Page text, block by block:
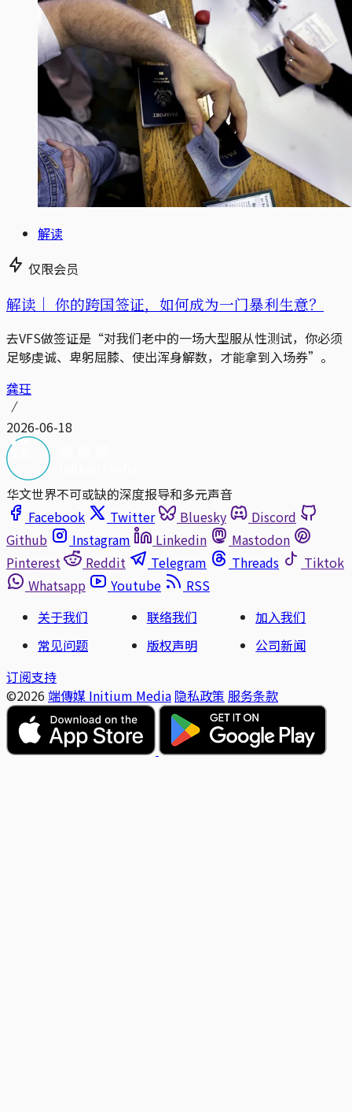
解读
仅限会员
解读｜ 你的跨国签证，如何成为一门暴利生意？
去VFS做签证是“对我们老中的一场大型服从性测试，你必须
足够虔诚、卑躬屈膝、使出浑身解数，才能拿到入场券”。
龚玨
2026-06-18
华文世界不可或缺的深度报导和多元声音
Facebook
Twitter Bluesky
Discord
Github
Instagram Linkedin
Mastodon
Pinterest
Reddit Telegram Threads
Tiktok
Whatsapp
Youtube
RSS
关于我们
联络我们
加入我们
常见问题
版权声明
公司新闻
订阅支持
©2026 端傳媒 Initium Media 隐私政策 服务条款